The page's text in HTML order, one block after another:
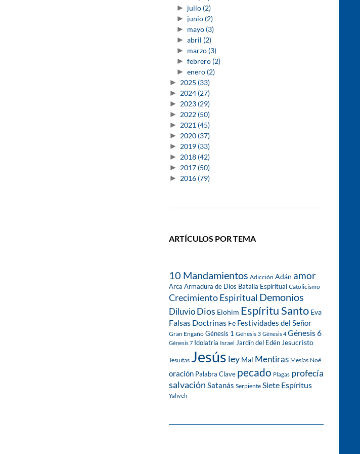
► julio (2)
► junio (2)
► mayo (3)
► abril (2)
► marzo (3)
► febrero (2)
► enero (2)
► 2025 (33)
► 2024 (27)
► 2023 (29)
► 2022 (50)
► 2021 (45)
► 2020 (37)
► 2019 (33)
► 2018 (42)
► 2017 (50)
► 2016 (79)
ARTÍCULOS POR TEMA
10 Mandamientos Adicción Adán amor
Arca Armadura de Dios Batalla Espiritual Catolicismo
Crecimiento Espiritual Demonios
DiluvioDios Elohim Espíritu Santo Eva
Falsas Doctrinas Fe Festividades del Señor
Gran Engaño Génesis 1 Génesis 3 Génesis 4 Génesis 6
Génesis 7 Idolatría Israel Jardín del Edén Jesucristo
Jesuitas Jesús ley Mal Mentiras Mesías Noé
oración Palabra Clave pecado Plagas profecía
salvación Satanás Serpiente Siete Espíritus
Yahveh